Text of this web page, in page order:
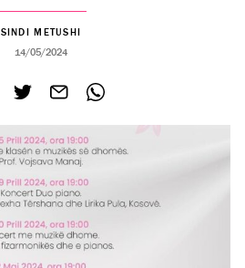
SINDI METUSHI
14/05/2024